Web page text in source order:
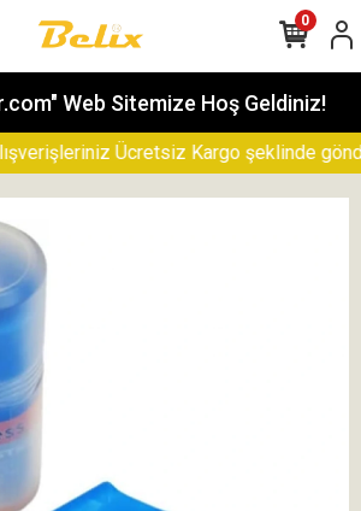
Web Sitemize Hoş Geldiniz!
Ücretsiz Kargo şeklinde
0